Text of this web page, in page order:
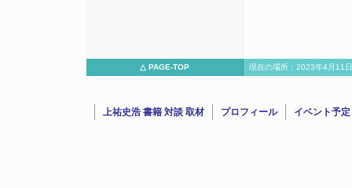
△ PAGE-TOP 現在の場所：2023年4月11
上祐史浩 書籍 対談 取材 プロフィール イベント予定